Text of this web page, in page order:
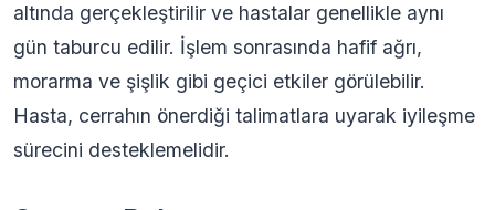
altında gerçekleştirilir ve hastalar genellikle aynı
gün taburcu edilir. İşlem sonrasında hafif ağrı,
morarma ve şişlik gibi geçici etkiler görülebilir.
Hasta, cerrahın önerdiği talimatlara uyarak iyileşme
sürecini desteklemelidir.